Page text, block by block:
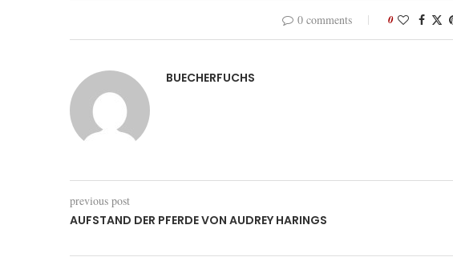
0 comments 0
BUECHERFUCHS
previous post
AUFSTAND DER PFERDE VON AUDREY HARINGS